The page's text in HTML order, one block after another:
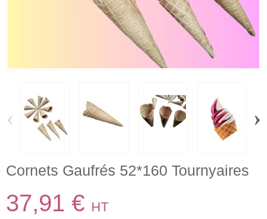
‹ ›
Cornets Gaufrés 52*160 Tournyaires
37,91 € HT